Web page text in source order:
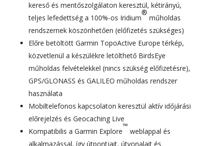
kereső és mentőszolgálaton keresztül, kétirányú,
teljes lefedettség a 100%-os Iridium
®
műholdas
rendszernek köszönhetően (előfizetés szükséges)
Előre betöltött Garmin TopoActive Europe térkép,
közvetlenül a készülékre letölthető BirdsEye
műholdas felvételekkel (nincs szükség előfizetésre),
GPS/GLONASS és GALILEO műholdas rendszer
használata
Mobiltelefonos kapcsolaton keresztül aktív időjárási
előrejelzés és Geocaching Live
Kompatibilis a Garmin Explore
™
weblappal és
alkalmazással, így útpontjait, útvonalait és